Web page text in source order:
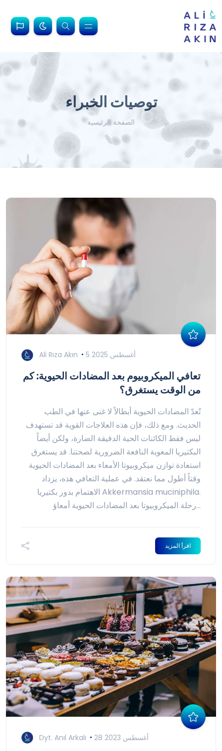
توصيات الخبراء
الصفحة الرئيسية
Ali Rıza Akın 5 أغسطس 2025
تعافي الميكروبيوم بعد المضادات الحيوية: كم
من الوقت يستغرق؟
تُعدّ المضادات الحيوية أبطالاً لا غنى عنها في الطب
الحديث. ومع ذلك، فإن هذه العلاجات القوية قد تستهدف
ليس فقط الكائنات الحية الدقيقة الضارة، ولكن أيضاً
البكتيريا المعوية النافعة الضرورية لصحتنا. قد يستغرق
استعادة توازن ميكروبيوتا الأمعاء بعد المضادات الحيوية
وقتاً أطول مما نعتقد. في عملية التعافي هذه، يزداد
الاهتمام بدور بكتيريا Akkermansia muciniphila.
رحلة الميكروبيوتا بعد المضادات الحيوية أمعاؤ...
اقرأ المزيد
Dyt. Anıl Arkalı 28 أغسطس 2023